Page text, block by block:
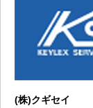
(株)クギセイ